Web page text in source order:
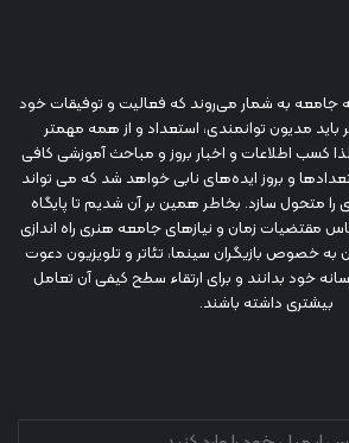
جامعه به شمار می‌روند که فعالیت و توفیقات خود
باید مدیون توانمندی، استعداد و از همه مهمتر
کسب اطلاعات و اخبار بروز و مباحث آموزشی کافی
و بروز ایده‌های نابی خواهد شد که می تواند
متحول سازد. بخاطر همین بر آن شدیم تا پایگاه
مقتضیات زمان و نیازهای جامعه هنری راه اندازی
به خصوص بازیگران سینما، تئاتر و تلویزیون دعوت
خود بدانند و برای ارتقاء سطح کیفی آن تعامل
بیشتری داشته باشند.